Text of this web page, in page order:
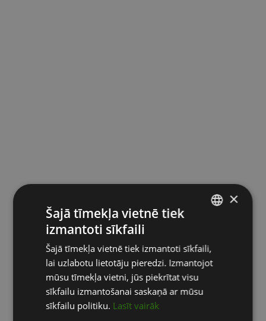
ENGLISH
RUSSIAN
×
Šajā tīmekļa vietnē tiek
izmantoti sīkfaili
Šajā tīmekļa vietnē tiek izmantoti sīkfaili,
lai uzlabotu lietotāju pieredzi. Izmantojot
mūsu tīmekļa vietni, jūs piekrītat visu
sīkfailu izmantošanai saskaņā ar mūsu
sīkfailu politiku. Lasīt vairāk